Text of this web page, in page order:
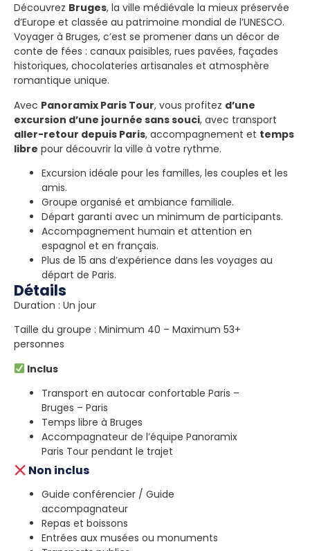
Découvrez Bruges, la ville médiévale la mieux préservée
d’Europe et classée au patrimoine mondial de l’UNESCO.
Voyager à Bruges, c’est se promener dans un décor de
conte de fées : canaux paisibles, rues pavées, façades
historiques, chocolateries artisanales et atmosphère
romantique unique.
Avec Panoramix Paris Tour, vous profitez d’une
excursion d’une journée sans souci, avec transport
aller-retour depuis Paris, accompagnement et temps
libre pour découvrir la ville à votre rythme.
Excursion idéale pour les familles, les couples et les
amis.
Groupe organisé et ambiance familiale.
Départ garanti avec un minimum de participants.
Accompagnement humain et attention en
espagnol et en français.
Plus de 15 ans d’expérience dans les voyages au
départ de Paris.
Détails
Duration : Un jour
Taille du groupe : Minimum 40 – Maximum 53+
personnes
Inclus
Transport en autocar confortable Paris –
Bruges – Paris
Temps libre à Bruges
Accompagnateur de l’équipe Panoramix
Paris Tour pendant le trajet
Non inclus
Guide conférencier / Guide
accompagnateur
Repas et boissons
Entrées aux musées ou monuments